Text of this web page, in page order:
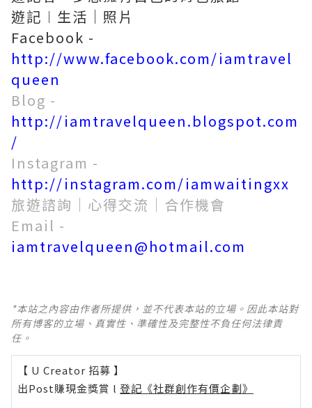
遊記︱生活｜照片
Facebook -
http://www.facebook.com/iamtravel
queen
Blog -
http://iamtravelqueen.blogspot.com
/
Instagram -
http://instagram.com/iamwaitingxx
旅遊諮詢｜心得交流｜合作機會
Email -
iamtravelqueen@hotmail.com
*本站之內容由作者所提供，並不代表本站的立場。因此本站對
所有博客的立場、真實性、準確性及完整性不負任何法律責
任。
【 U Creator 招募 】
出Post賺現金獎賞 l 登記《社群創作有價企劃》